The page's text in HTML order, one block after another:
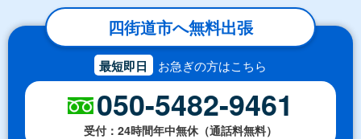
四街道市へ無料出張
最短即日 お急ぎの方はこちら
050-5482-9461
受付：24時間年中無休（通話料無料）